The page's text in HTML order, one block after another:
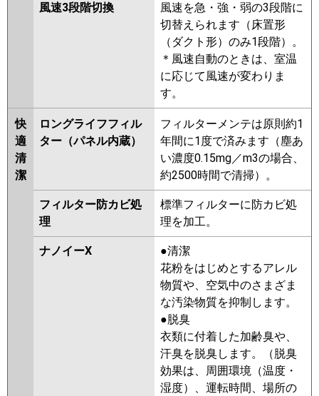
風速3段階切換
風速を急・強・弱の3段階に
切替えられます（床置形
（ダクト形）のみ1段階）。
＊風速自動のときは、室温
に応じて風速が変わりま
す。
快
適
清
潔
ロングライフフィル
ター（パネル内蔵）
フィルターメンテは原則約1
年間に1度で済みます（塵あ
い濃度0.15mg／m3の場合、
約2500時間で清掃）。
フィルター防カビ処
理
標準フィルターに防カビ処
理を加工。
ナノイーX
●清潔
花粉をはじめとするアレル
物質や、空気中のさまざま
な汚染物質を抑制します。
●脱臭
衣類に付着した加齢臭や、
汗臭を脱臭します。（脱臭
効果は、周囲環境（温度・
湿度）、運転時間、場所の